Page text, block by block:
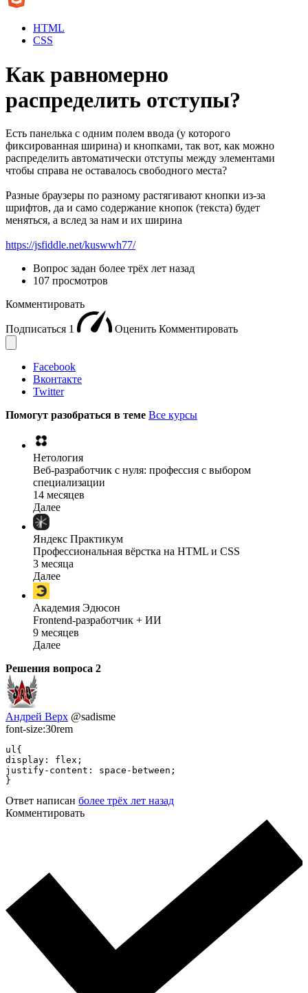
HTML
CSS
Как равномерно
распределить отступы?
Есть панелька с одним полем ввода (у которого
фиксированная ширина) и кнопками, так вот, как можно
распределить автоматически отступы между элементами
чтобы справа не оставалось свободного места?
Разные браузеры по разному растягивают кнопки из-за
шрифтов, да и само содержание кнопок (текста) будет
меняться, а вслед за нам и их ширина
https://jsfiddle.net/kuswwh77/
Вопрос задан более трёх лет назад
107 просмотров
Комментировать
Подписаться 1 Оценить Комментировать
Facebook
Вконтакте
Twitter
Помогут разобраться в теме Все курсы
Нетология
Веб-разработчик с нуля: профессия с выбором
специализации
14 месяцев
Далее
Яндекс Практикум
Профессиональная вёрстка на HTML и CSS
3 месяца
Далее
Академия Эдюсон
Frontend-разработчик + ИИ
9 месяцев
Далее
Решения вопроса 2
Андрей Верх @sadisme
font-size:30rem
ul{
display: flex;
justify-content: space-between;
}
Ответ написан более трёх лет назад
Комментировать